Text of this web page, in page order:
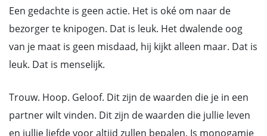
Een gedachte is geen actie. Het is oké om naar de
bezorger te knipogen. Dat is leuk. Het dwalende oog
van je maat is geen misdaad, hij kijkt alleen maar. Dat is
leuk. Dat is menselijk.
Trouw. Hoop. Geloof. Dit zijn de waarden die je in een
partner wilt vinden. Dit zijn de waarden die jullie leven
en jullie liefde voor altijd zullen bepalen. Is monogamie